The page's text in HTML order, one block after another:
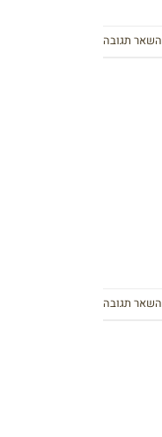
השאר תגובה
השאר תגובה